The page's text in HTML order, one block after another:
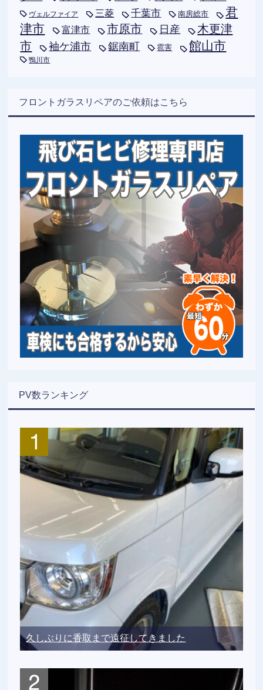
ヴェルファイア 三菱 千葉市 南房総市
君
津市
富津市 市原市 日産
木更津
市
袖ケ浦市 鋸南町 雹害 館山市
鴨川市
フロントガラスリペアのご依頼はこちら
PV数ランキング
久しぶりに香取まで遠征してきました